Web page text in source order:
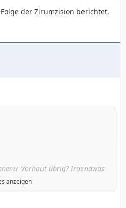
der Zirumzision berichtet.
Vorhaut übrig? Irgendwas
anzeigen